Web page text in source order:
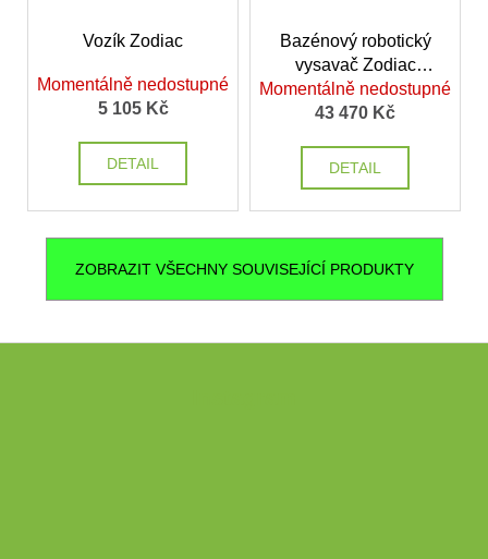
Vozík Zodiac
Momentálně nedostupné
5 105 Kč
DETAIL
Bazénový robotický
vysavač Zodiac
Polaris W 630
Momentálně nedostupné
43 470 Kč
DETAIL
ZOBRAZIT VŠECHNY SOUVISEJÍCÍ PRODUKTY